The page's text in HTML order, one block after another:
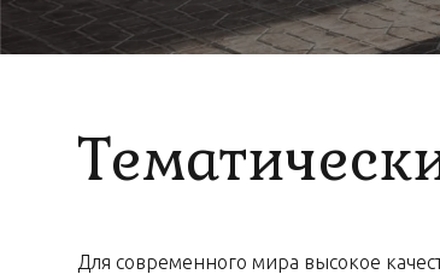
Для современного мира высокое